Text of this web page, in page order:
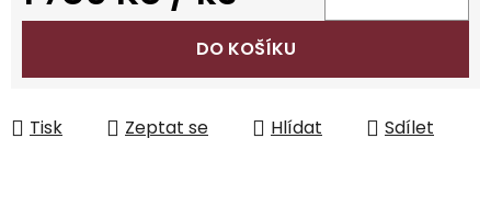
Měrná cena:
DO KOŠÍKU
Tisk Zeptat se Hlídat Sdílet